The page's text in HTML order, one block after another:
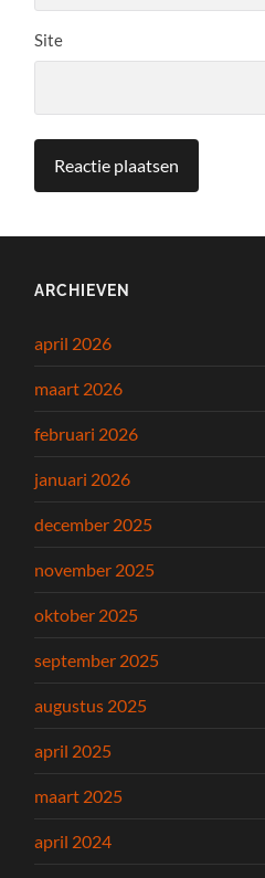
Site
ARCHIEVEN
april 2026
maart 2026
februari 2026
januari 2026
december 2025
november 2025
oktober 2025
september 2025
augustus 2025
april 2025
maart 2025
april 2024